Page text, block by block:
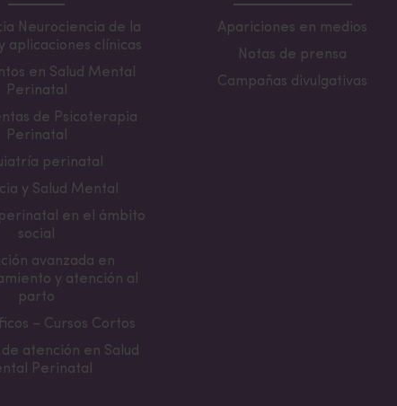
Neurociencia de la
aplicaciones clínicas
en Salud Mental
Perinatal
de Psicoterapia
Perinatal
perinatal
y Salud Mental
en el ámbito
social
avanzada en
y atención al
parto
– Cursos Cortos
atención en Salud
Perinatal
Apariciones en medios
Notas de prensa
Campañas divulgativas